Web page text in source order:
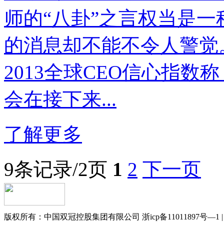
师的“八卦”之言权当是
的消息却不能不令人警
2013全球CEO信心指数
会在接下来...
了解更多
9条记录/2页 1 2 下一页
版权所有：中国双冠控股集团有限公司 浙icp备11011897号—1